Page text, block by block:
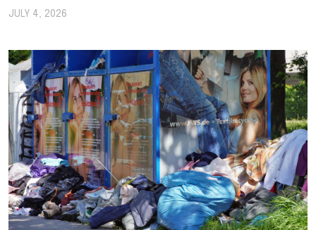
JULY 4, 2026